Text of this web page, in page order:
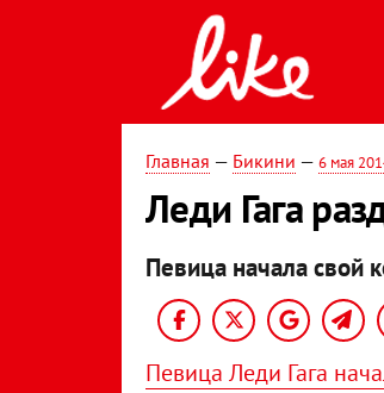
Главная — Бикини — 6 мая
Леди Гага
Певица начала свой
Певица Леди Гага